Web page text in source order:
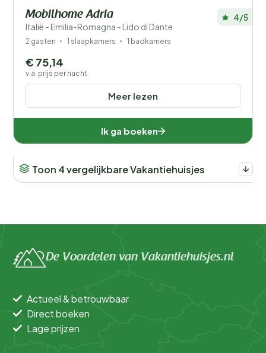
Mobilhome Adria
Italië - Emilia-Romagna - Lido di Dante
4/5
2 gasten 1 slaapkamers 1 badkamers
Meer lezen
€ 75,14
v.a. prijs per nacht
Ik ga boeken
Toon 4 vergelijkbare Vakantiehuisjes
De Voordelen van Vakantiehuisjes.nl
Actueel & betrouwbaar
Direct boeken
Lage prijzen